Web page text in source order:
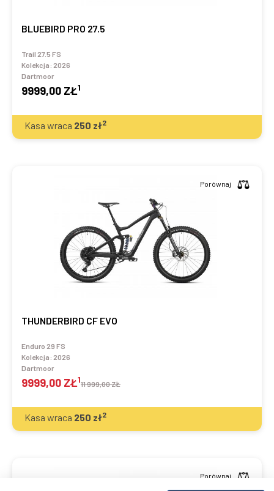
BLUEBIRD PRO 27.5
Trail 27.5 FS
Kolekcja: 2026
Dartmoor
9999,00 ZŁ1
Kasa wraca 250 zł2
THUNDERBIRD CF EVO
Enduro 29 FS
Kolekcja: 2026
Dartmoor
9999,00 ZŁ111 999,00 ZŁ
Porównaj
Kasa wraca 250 zł2
Porównaj